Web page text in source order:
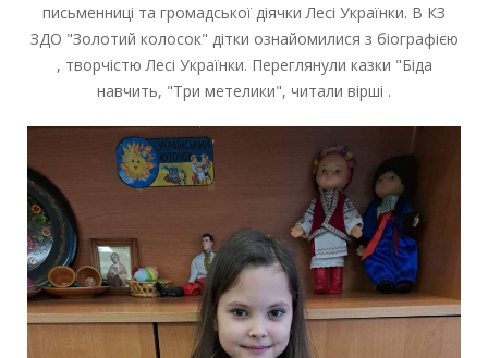
письменниці та громадської діячки Лесі Українки. В КЗ
ЗДО "Золотий колосок" дітки ознайомилися з біографією
, творчістю Лесі Українки. Переглянули казки "Біда
навчить, "Три метелики", читали вірші .